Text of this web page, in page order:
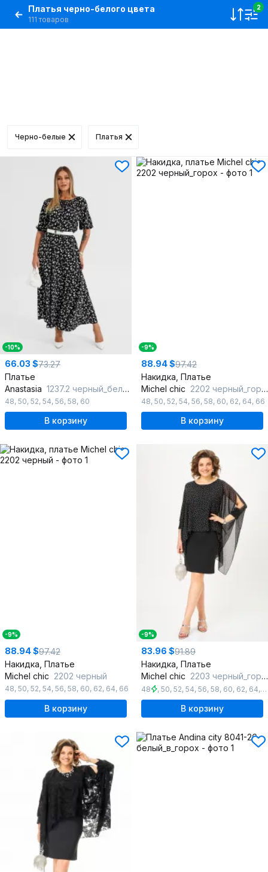
Платья черно-белого цвета
111 товаров
2
Черно-белые Платья
-10%
66.03 $73.27
Платье
Anastasia 1237.2 черный_белый_пояс
48, 50, 52, 54, 56, 58, 60
В корзину
-9%
88.94 $97.42
Накидка, Платье
Michel chic 2202 черный_горох
48, 50, 52, 54, 56, 58, 60, 62, 64, 66
В корзину
-9%
88.94 $97.42
Накидка, Платье
Michel chic 2202 черный
48, 50, 52, 54, 56, 58, 60, 62, 64, 66
В корзину
-9%
83.96 $91.89
Накидка, Платье
Michel chic 2203 черный_горох
48 , 50, 52, 54, 56, 58, 60, 62, 64,
В корзину